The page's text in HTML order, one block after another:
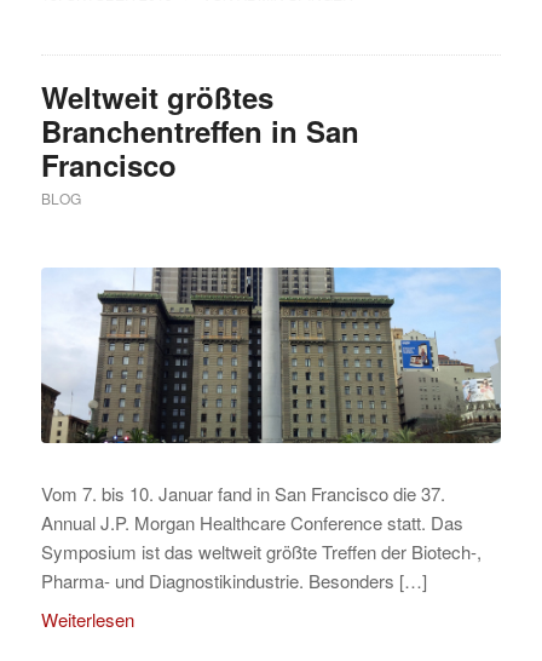
Weltweit größtes
Branchentreffen in San
Francisco
BLOG
Vom 7. bis 10. Januar fand in San Francisco die 37.
Annual J.P. Morgan Healthcare Conference statt. Das
Symposium ist das weltweit größte Treffen der Biotech-,
Pharma- und Diagnostikindustrie. Besonders […]
Weiterlesen